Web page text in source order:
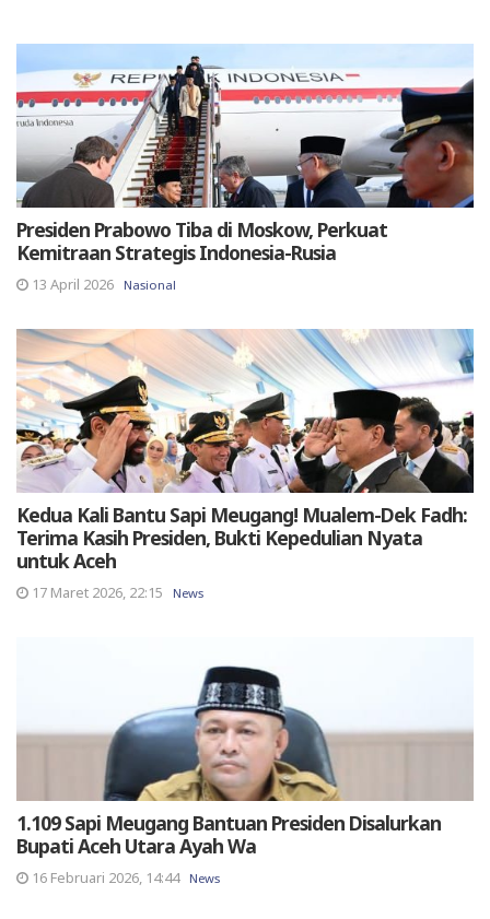
Presiden Prabowo Tiba di Moskow, Perkuat
Kemitraan Strategis Indonesia-Rusia
13 April 2026 Nasional
Kedua Kali Bantu Sapi Meugang! Mualem-Dek Fadh:
Terima Kasih Presiden, Bukti Kepedulian Nyata
untuk Aceh
17 Maret 2026, 22:15 News
1.109 Sapi Meugang Bantuan Presiden Disalurkan
Bupati Aceh Utara Ayah Wa
16 Februari 2026, 14:44 News